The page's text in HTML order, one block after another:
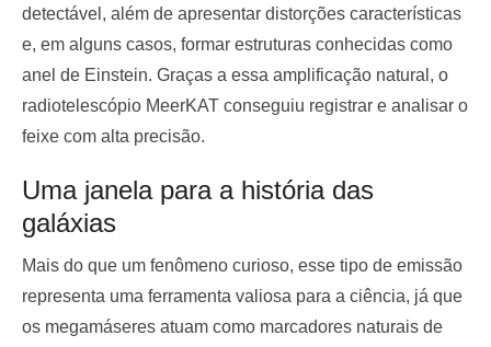
detectável, além de apresentar distorções características
e, em alguns casos, formar estruturas conhecidas como
anel de Einstein. Graças a essa amplificação natural, o
radiotelescópio MeerKAT conseguiu registrar e analisar o
feixe com alta precisão.
Uma janela para a história das
galáxias
Mais do que um fenômeno curioso, esse tipo de emissão
representa uma ferramenta valiosa para a ciência, já que
os megamáseres atuam como marcadores naturais de